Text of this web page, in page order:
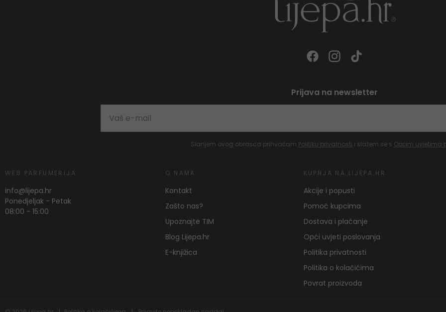
Prijava na newsletter
Slanjem ovog obrasca prihvaćam Politiku privatnosti i slažem se s Općim uvjetima
WEB PARFUMERIJA
info@lijepa.hr
Ponedjeljak - Petak
08:00 - 15:00
O NAMA
Kontakt
Zašto nas?
Upoznajte TIM
Blog Lijepa.hr
E-knjižica
KUPNJA NA LIJEPA.HR
Akcije i popusti
Pomoć kupcima
Dostava i plaćanje
Opći uvjeti poslovanja
Politika privatnosti
Politika o kolačićima
Povrat proizvoda